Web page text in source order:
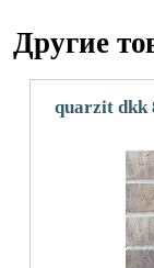
Другие
quarzit dkk